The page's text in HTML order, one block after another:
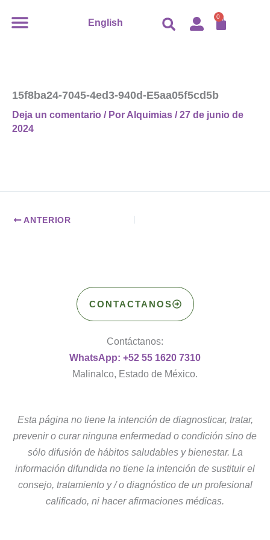
English 0
15f8ba24-7045-4ed3-940d-E5aa05f5cd5b
Deja un comentario / Por Alquimias /27 de junio de
2024
ANTERIOR
CONTACTANOS
Contáctanos:
WhatsApp: +52 55 1620 7310
Malinalco, Estado de México.
Esta página no tiene la intención de diagnosticar, tratar,
prevenir o curar ninguna enfermedad o condición sino de
sólo difusión de hábitos saludables y bienestar. La
información difundida no tiene la intención de sustituir el
consejo, tratamiento y / o diagnóstico de un profesional
calificado, ni hacer afirmaciones médicas.